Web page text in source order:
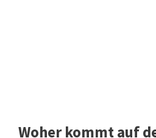
Woher kommt auf